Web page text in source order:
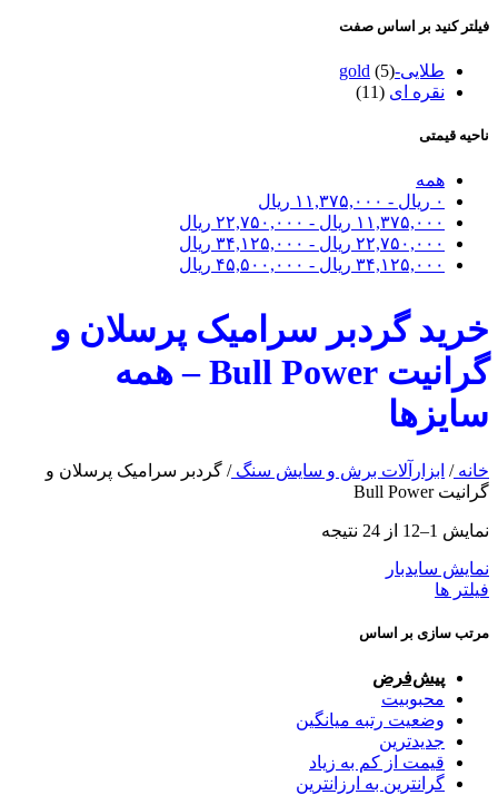
فیلتر کنید بر اساس صفت
طلایی-gold(5)
نقره ای (11)
ناحیه قیمتی
همه
۰ ریال - ۱۱,۳۷۵,۰۰۰ ریال
۱۱,۳۷۵,۰۰۰ ریال - ۲۲,۷۵۰,۰۰۰ ریال
۲۲,۷۵۰,۰۰۰ ریال - ۳۴,۱۲۵,۰۰۰ ریال
۳۴,۱۲۵,۰۰۰ ریال - ۴۵,۵۰۰,۰۰۰ ریال
خرید گردبر سرامیک پرسلان و
گرانیت Bull Power – همه
سایزها
خانه/ ابزارآلات برش و سایش سنگ/ گردبر سرامیک پرسلان و
گرانیت Bull Power
نمایش 1–12 از 24 نتیجه
نمایش سایدبار
فیلتر ها
مرتب سازی بر اساس
پیش‌فرض
محبوبیت
وضعیت رتبه میانگین
جدیدترین
قیمت از کم به زیاد
گرانترین به ارزانترین